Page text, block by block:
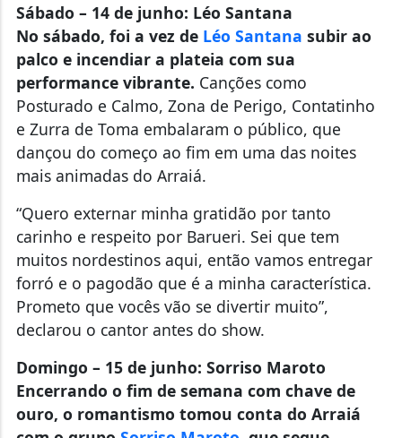
Sábado – 14 de junho: Léo Santana
No sábado, foi a vez de Léo Santana subir ao
palco e incendiar a plateia com sua
performance vibrante. Canções como
Posturado e Calmo, Zona de Perigo, Contatinho
e Zurra de Toma embalaram o público, que
dançou do começo ao fim em uma das noites
mais animadas do Arraiá.
“Quero externar minha gratidão por tanto
carinho e respeito por Barueri. Sei que tem
muitos nordestinos aqui, então vamos entregar
forró e o pagodão que é a minha característica.
Prometo que vocês vão se divertir muito”,
declarou o cantor antes do show.
Domingo – 15 de junho: Sorriso Maroto
Encerrando o fim de semana com chave de
ouro, o romantismo tomou conta do Arraiá